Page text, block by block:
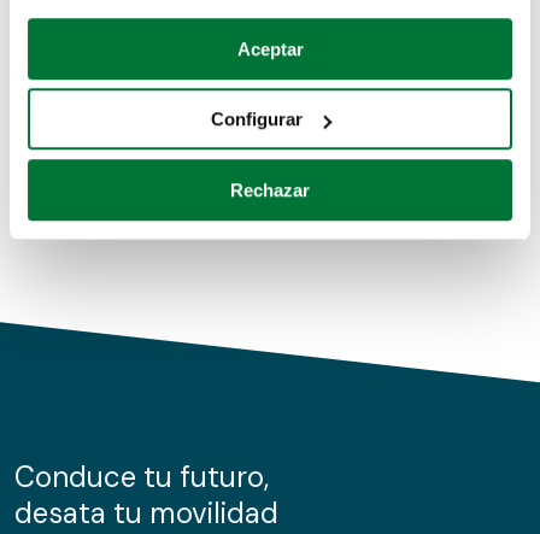
Si lo permite, también quisiéramos:
Recopilar información sobre su ubicación geográfica
Identificar su dispositivo analizándolo activamente
para buscar características específicas (huellas
Obtenga más información sobre cómo se procesan sus
de cookies.
información sobre el uso que haga del sitio web con
nuestros partners de redes sociales, publicidad y análisis
Aceptar
Configurar
Rechazar
Coches de segunda mano
Coches de km0
Conduce tu futuro,
desata tu movilidad